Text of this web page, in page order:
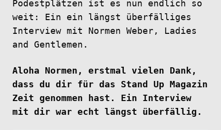
Podestplätzen ist es nun endlich so
weit: Ein ein längst überfälliges
Interview mit Normen Weber, Ladies
and Gentlemen.
Aloha Normen, erstmal vielen Dank,
dass du dir für das Stand Up Magazin
Zeit genommen hast. Ein Interview
mit dir war echt längst überfällig.